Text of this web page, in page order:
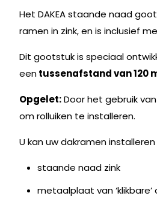
Het DAKEA staande naad
ramen in zink, en is inclusief
Dit gootstuk is speciaal
eentussenafstand van 120
Opgelet:Door het gebruik
om rolluiken te installeren.
U kan uw dakramen installeren
staande naad zink
metaalplaat van